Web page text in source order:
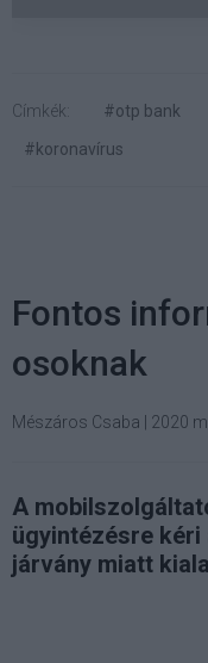
Címkék: #otp bank
#koronavírus
Fontos
osoknak
Mészáros Csaba 2020
A
ügyintézésre
járvány miatt